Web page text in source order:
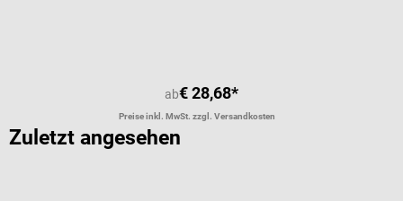
ab€ 28,68*
Preise inkl. MwSt. zzgl. Versandkosten
Zuletzt angesehen